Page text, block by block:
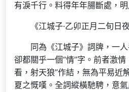
有淚千行。料得年年腸斷處，
《江城子·乙卯正月二旬日
同為《江城子》詞牌，一
卻都關乎一個“情”字。前者激
看，射天狼”作結，無為平易近
夏之慨嘆。全詞縱橫馳騁，意